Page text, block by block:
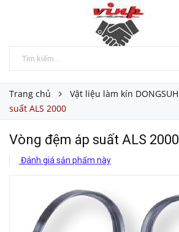
Trang chủ Vật liệu làm kín DONGSUH
suất ALS 2000
Vòng đệm áp suất ALS 2000
Đánh giá sản phẩm này